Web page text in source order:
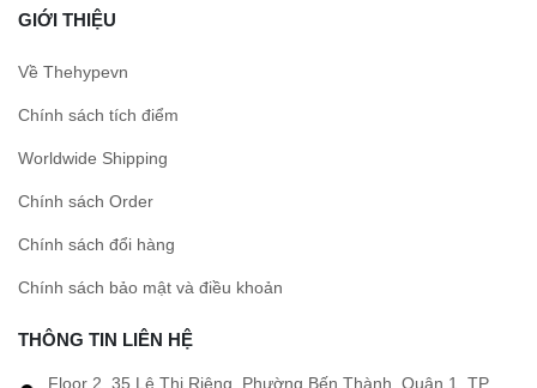
GIỚI THIỆU
Về Thehypevn
Chính sách tích điểm
Worldwide Shipping
Chính sách Order
Chính sách đổi hàng
Chính sách bảo mật và điều khoản
THÔNG TIN LIÊN HỆ
Floor 2, 35 Lê Thị Riêng, Phường Bến Thành, Quận 1, TP